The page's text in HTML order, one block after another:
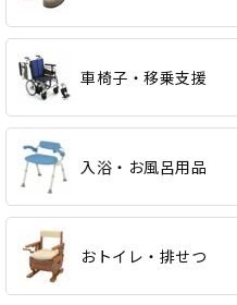
車椅子・移乗支援
入浴・お風呂用品
おトイレ・排せつ